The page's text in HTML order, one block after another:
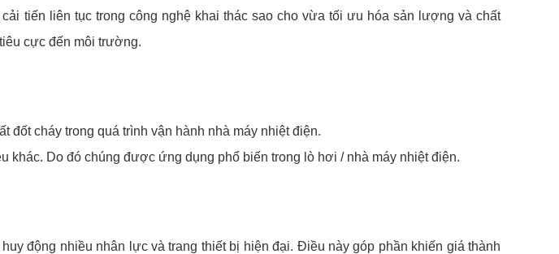
tiến liên tục trong công nghệ khai thác sao cho vừa tối ưu hóa sản lượng và chất
cực đến môi trường.
đốt cháy trong quá trình vận hành nhà máy nhiệt điện.
khác. Do đó chúng được ứng dụng phổ biến trong lò hơi / nhà máy nhiệt điện.
động nhiều nhân lực và trang thiết bị hiện đại. Điều này góp phần khiến giá thành